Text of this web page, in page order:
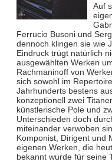
Auf
Ferrucio Busoni und
dennoch klingen sie wie
Eindruck trügt natürlich
ausgewählten Werken
Rachmaninoff von
sich sowohl im
Jahrhunderts bestens
konzeptionell zwei
künstlerische Pole und
Unterschieden doch
miteinander verwoben
Komponist, Dirigent und
eigenen Werken, die
bekannt wurde für seine